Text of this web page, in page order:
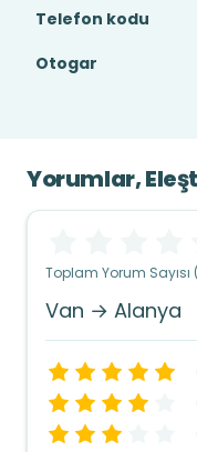
Telefon kodu
Otogar
Yorumlar,
Toplam Yorum Sayısı
Van → Alanya